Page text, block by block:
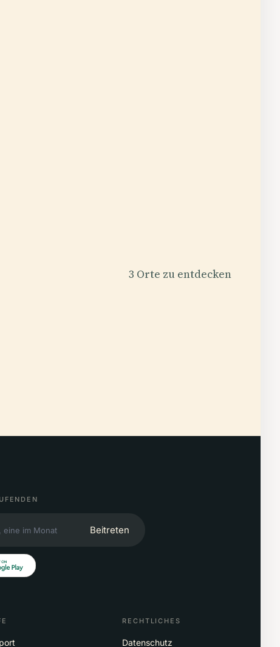
3 Orte zu entdecken
Beitreten
RECHTLICHES
Datenschutz